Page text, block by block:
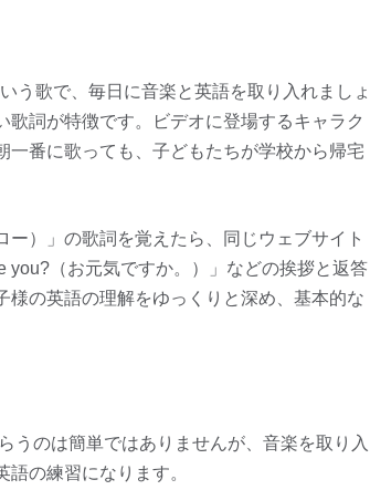
う歌で、毎日に音楽と英語を取り入れましょ
歌詞が特徴です。ビデオに登場するキャラク
一番に歌っても、子どもたちが学校から帰宅
）」の歌詞を覚えたら、同じウェブサイト
you?（お元気ですか。）」などの挨拶と返答
の英語の理解をゆっくりと深め、基本的な
うのは簡単ではありませんが、音楽を取り入
の練習になります。